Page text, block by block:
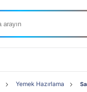
Yemek Hazırlama